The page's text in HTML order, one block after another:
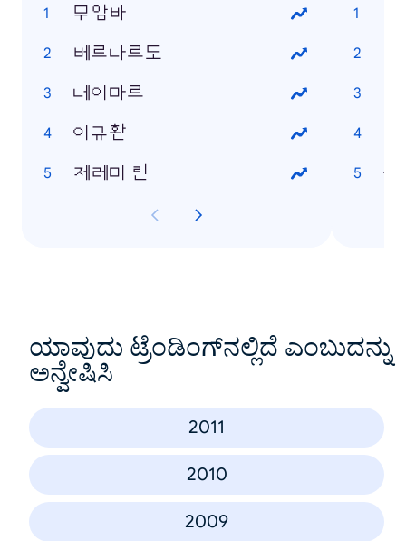
무암바
베르나르도
네이마르
이규환
제레미 린
옵
ಯಾವುದು ಟ್ರೆಂಡಿಂಗ್‌ನಲ್ಲಿದೆ ಎಂಬುದನ್ನು
ಅನ್ವೇಷಿಸಿ
2011
2010
2009